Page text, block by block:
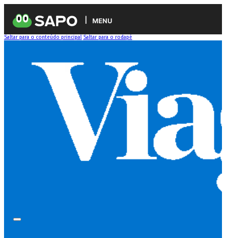
MENU
Saltar para o conteúdo principal Saltar para o rodapé